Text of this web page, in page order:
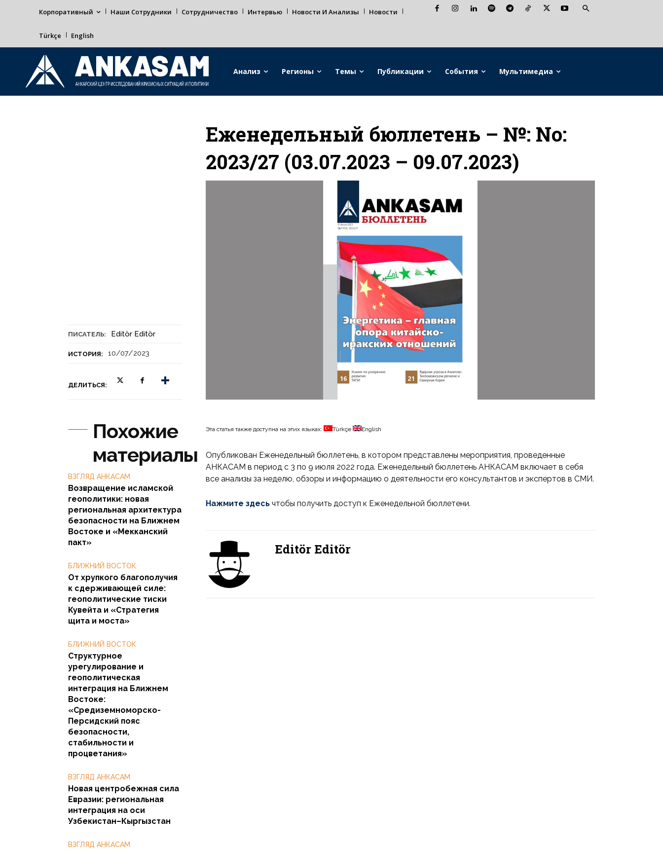
Корпоративный Наши Сотрудники Сотрудничество Интервью Новости И Анализы Новости
Türkçe English
Анализ Регионы Темы Публикации События Мультимедиа
ПИСАТЕЛЬ: Editör Editör
ИСТОРИЯ: 10/07/2023
ДЕЛИТЬСЯ:
Еженедельный бюллетень – №: No:
2023/27 (03.07.2023 – 09.07.2023)
Похожие
материалы
ВЗГЛЯД АНКАСАМ
Возвращение исламской
геополитики: новая
региональная архитектура
безопасности на Ближнем
Востоке и «Мекканский
пакт»
БЛИЖНИЙ ВОСТОК
От хрупкого благополучия
к сдерживающей силе:
геополитические тиски
Кувейта и «Стратегия
щита и моста»
БЛИЖНИЙ ВОСТОК
Структурное
урегулирование и
геополитическая
интеграция на Ближнем
Востоке:
«Средиземноморско-
Персидский пояс
безопасности,
стабильности и
процветания»
ВЗГЛЯД АНКАСАМ
Новая центробежная сила
Евразии: региональная
интеграция на оси
Узбекистан–Кыргызстан
ВЗГЛЯД АНКАСАМ
Эта статья также доступна на этих языках: Türkçe English
Опубликован Еженедельный бюллетень, в котором представлены мероприятия, проведенные
АНКАСАМ в период с 3 по 9 июля 2022 года. Еженедельный бюллетень АНКАСАМ включает в себя
все анализы за неделю, обзоры и информацию о деятельности его консультантов и экспертов в СМИ.
Нажмите здесь чтобы получить доступ к Еженедельной бюллетени.
Editör Editör